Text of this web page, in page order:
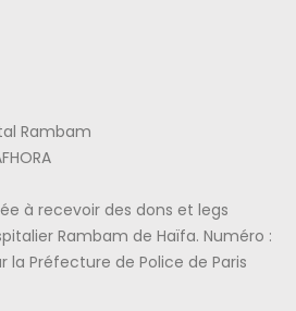
Rambam
à recevoir des dons et legs
Rambam de Haïfa. Numéro :
la Préfecture de Police de Paris